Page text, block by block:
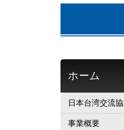
ホーム
日本台湾交流
事業概要